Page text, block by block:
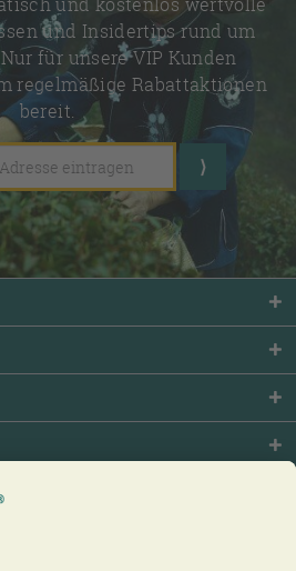
und Insidertips rund um
für unsere VIP Kunden
regelmäßige Rabattaktionen
bereit.